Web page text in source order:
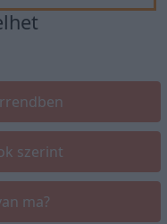
szerint
ma?